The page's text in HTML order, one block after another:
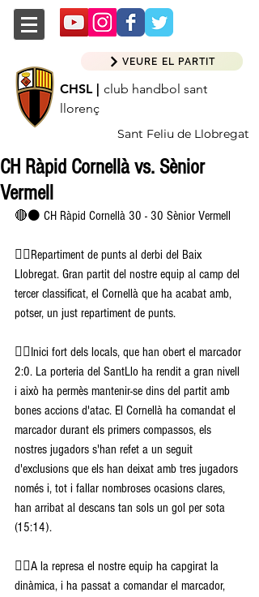
CHSL | club handbol sant
llorenç
Sant Feliu de Llobregat
VEURE EL PARTIT
CH Ràpid Cornellà vs. Sènior
Vermell
🔴⚫️ CH Ràpid Cornellà 30 - 30 Sènior Vermell
👉🏽Repartiment de punts al derbi del Baix
Llobregat. Gran partit del nostre equip al camp del
tercer classificat, el Cornellà que ha acabat amb,
potser, un just repartiment de punts.
👉🏽Inici fort dels locals, que han obert el marcador
2:0. La porteria del SantLlo ha rendit a gran nivell
i això ha permès mantenir-se dins del partit amb
bones accions d'atac. El Cornellà ha comandat el
marcador durant els primers compassos, els
nostres jugadors s'han refet a un seguit
d'exclusions que els han deixat amb tres jugadors
només i, tot i fallar nombroses ocasions clares,
han arribat al descans tan sols un gol per sota
(15:14).
👉🏽A la represa el nostre equip ha capgirat la
dinàmica, i ha passat a comandar el marcador,